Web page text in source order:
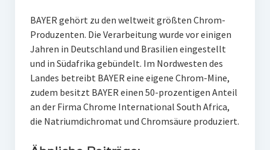
BAYER gehört zu den weltweit größten Chrom-
Produzenten. Die Verarbeitung wurde vor einigen
Jahren in Deutschland und Brasilien eingestellt
und in Südafrika gebündelt. Im Nordwesten des
Landes betreibt BAYER eine eigene Chrom-Mine,
zudem besitzt BAYER einen 50-prozentigen Anteil
an der Firma Chrome International South Africa,
die Natriumdichromat und Chromsäure produziert.